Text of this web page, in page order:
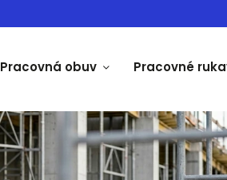
Pracovná obuv Pracovné